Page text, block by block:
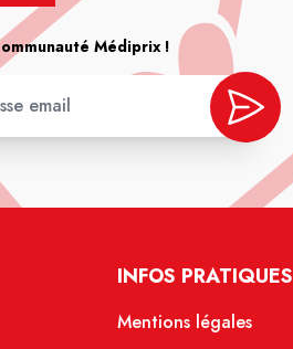
Médiprix !
INFOS PRATIQUES
Mentions légales